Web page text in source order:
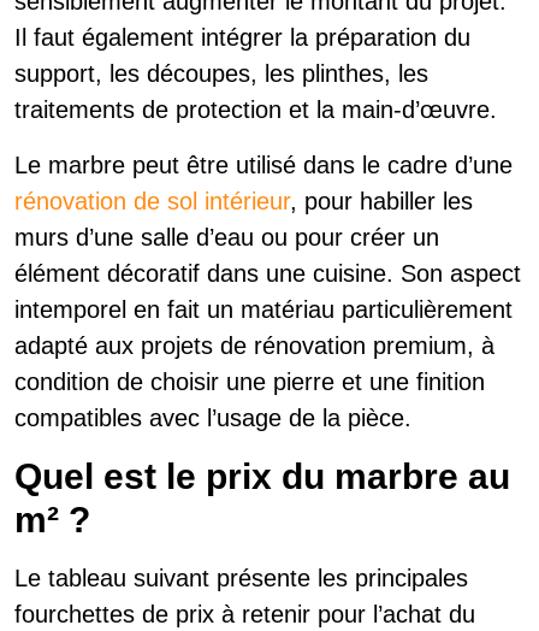
Il faut également intégrer la préparation du
support, les découpes, les plinthes, les
traitements de protection et la main-d’œuvre.
Le marbre peut être utilisé dans le cadre d’une
rénovation de sol intérieur, pour habiller les
murs d’une salle d’eau ou pour créer un
élément décoratif dans une cuisine. Son aspect
intemporel en fait un matériau particulièrement
adapté aux projets de rénovation premium, à
condition de choisir une pierre et une finition
compatibles avec l’usage de la pièce.
Quel est le prix du marbre au
m² ?
Le tableau suivant présente les principales
fourchettes de prix à retenir pour l’achat du